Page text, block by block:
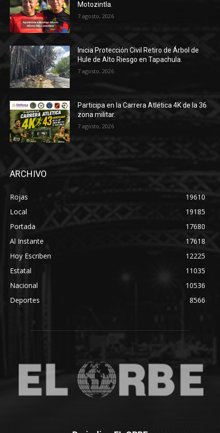
Motozintla.
7 agosto, 2026
Inicia Protección Civil Retiro de Árbol de
Hule de Alto Riesgo en Tapachula.
7 agosto, 2026
Participa en la Carrera Atlética 4K de la 36
zona militar.
7 agosto, 2026
ARCHIVO
Rojas
19610
Local
19185
Portada
17680
Al Instante
17618
Hoy Escriben
12225
Estatal
11035
Nacional
10536
Deportes
8566